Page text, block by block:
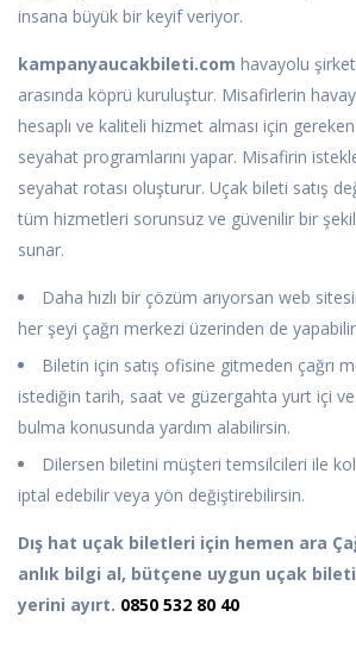
insana büyük bir keyif veriyor.
kampanyaucakbileti.com havayolu
arasında köprü kuruluştur. Misafirlerin
hesaplı ve kaliteli hizmet alması için
seyahat programlarını yapar. Misafirin
seyahat rotası oluşturur. Uçak bileti satış
tüm hizmetleri sorunsuz ve güvenilir bir
sunar.
Daha hızlı bir çözüm arıyorsan web
her şeyi çağrı merkezi üzerinden de
Biletin için satış ofisine gitmeden çağrı
istediğin tarih, saat ve güzergahta yurt içi ve
bulma konusunda yardım alabilirsin.
Dilersen biletini müşteri temsilcileri ile
iptal edebilir veya yön değiştirebilirsin.
Dış hat uçak biletleri için hemen ara
anlık bilgi al, bütçene uygun uçak
yerini ayırt. 0850 532 80 40